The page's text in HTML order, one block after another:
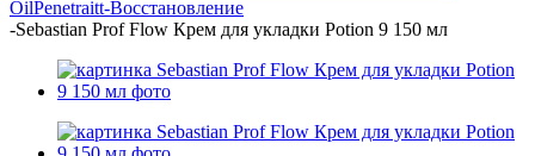
OilPenetraitt-Восстановление
-Sebastian Prof Flow Крем для укладки Potion 9 150 мл